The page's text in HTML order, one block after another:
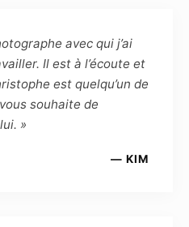
euro. Cette
et le Modèle
rempli de son droit
à toute demande
complémentaire.
avec qui j’ai
Il est à l’écoute et
est quelqu’un de
souhaite de
»
— KIM